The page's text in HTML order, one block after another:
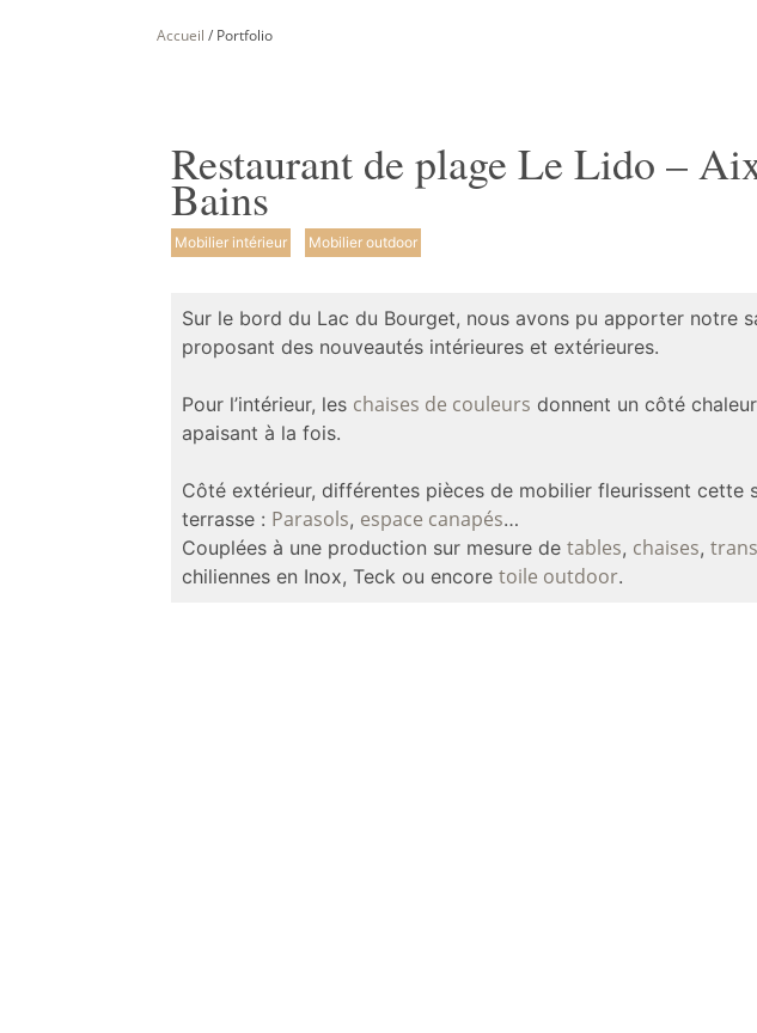
Accueil / Portfolio
Restaurant de plage Le Lido –
Bains
Mobilier intérieur Mobilier outdoor
Sur le bord du Lac du Bourget, nous avons pu apporter notre
proposant des nouveautés intérieures et extérieures.
Pour l’intérieur, les chaises de couleurs donnent un côté
apaisant à la fois.
Côté extérieur, différentes pièces de mobilier fleurissent cette
terrasse : Parasols, espace canapés…
Couplées à une production sur mesure de tables, chaises,
chiliennes en Inox, Teck ou encore toile outdoor.